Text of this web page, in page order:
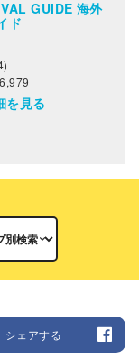
GUIDE 海外
ド
見る
シェアする